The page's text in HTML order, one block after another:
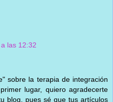
las 12:32
sobre la terapia de integración
lugar, quiero agradecerte
blog, pues sé que tus artículos